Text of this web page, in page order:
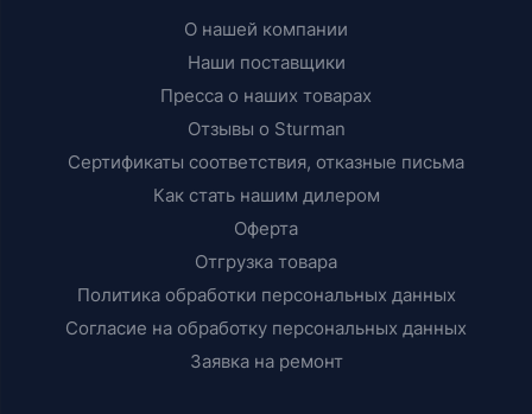
О нашей компании
Наши поставщики
Пресса о наших товарах
Отзывы о Sturman
Сертификаты соответствия, отказные письма
Как стать нашим дилером
Оферта
Отгрузка товара
Политика обработки персональных данных
Согласие на обработку персональных данных
Заявка на ремонт